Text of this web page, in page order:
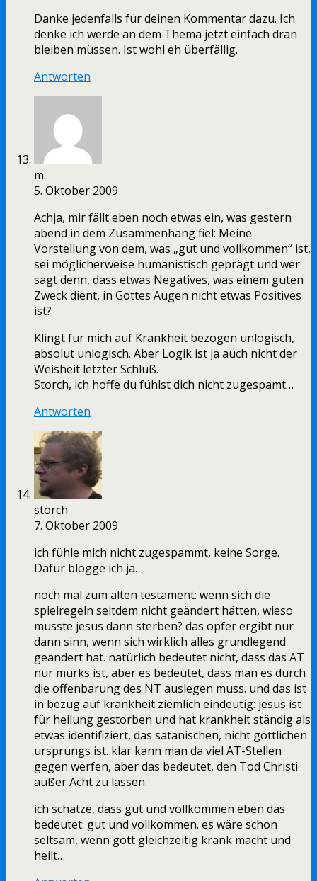
Danke jedenfalls für deinen Kommentar dazu. Ich
denke ich werde an dem Thema jetzt einfach dran
bleiben müssen. Ist wohl eh überfällig.
Antworten
m.
5. Oktober 2009
Achja, mir fällt eben noch etwas ein, was gestern
abend in dem Zusammenhang fiel: Meine
Vorstellung von dem, was „gut und vollkommen“ ist,
sei möglicherweise humanistisch geprägt und wer
sagt denn, dass etwas Negatives, was einem guten
Zweck dient, in Gottes Augen nicht etwas Positives
ist?
Klingt für mich auf Krankheit bezogen unlogisch,
absolut unlogisch. Aber Logik ist ja auch nicht der
Weisheit letzter Schluß.
Storch, ich hoffe du fühlst dich nicht zugespamt…
Antworten
storch
7. Oktober 2009
ich fühle mich nicht zugespammt, keine Sorge.
Dafür blogge ich ja.
noch mal zum alten testament: wenn sich die
spielregeln seitdem nicht geändert hätten, wieso
musste jesus dann sterben? das opfer ergibt nur
dann sinn, wenn sich wirklich alles grundlegend
geändert hat. natürlich bedeutet nicht, dass das AT
nur murks ist, aber es bedeutet, dass man es durch
die offenbarung des NT auslegen muss. und das ist
in bezug auf krankheit ziemlich eindeutig: jesus ist
für heilung gestorben und hat krankheit ständig als
etwas identifiziert, das satanischen, nicht göttlichen
ursprungs ist. klar kann man da viel AT-Stellen
gegen werfen, aber das bedeutet, den Tod Christi
außer Acht zu lassen.
ich schätze, dass gut und vollkommen eben das
bedeutet: gut und vollkommen. es wäre schon
seltsam, wenn gott gleichzeitig krank macht und
heilt…